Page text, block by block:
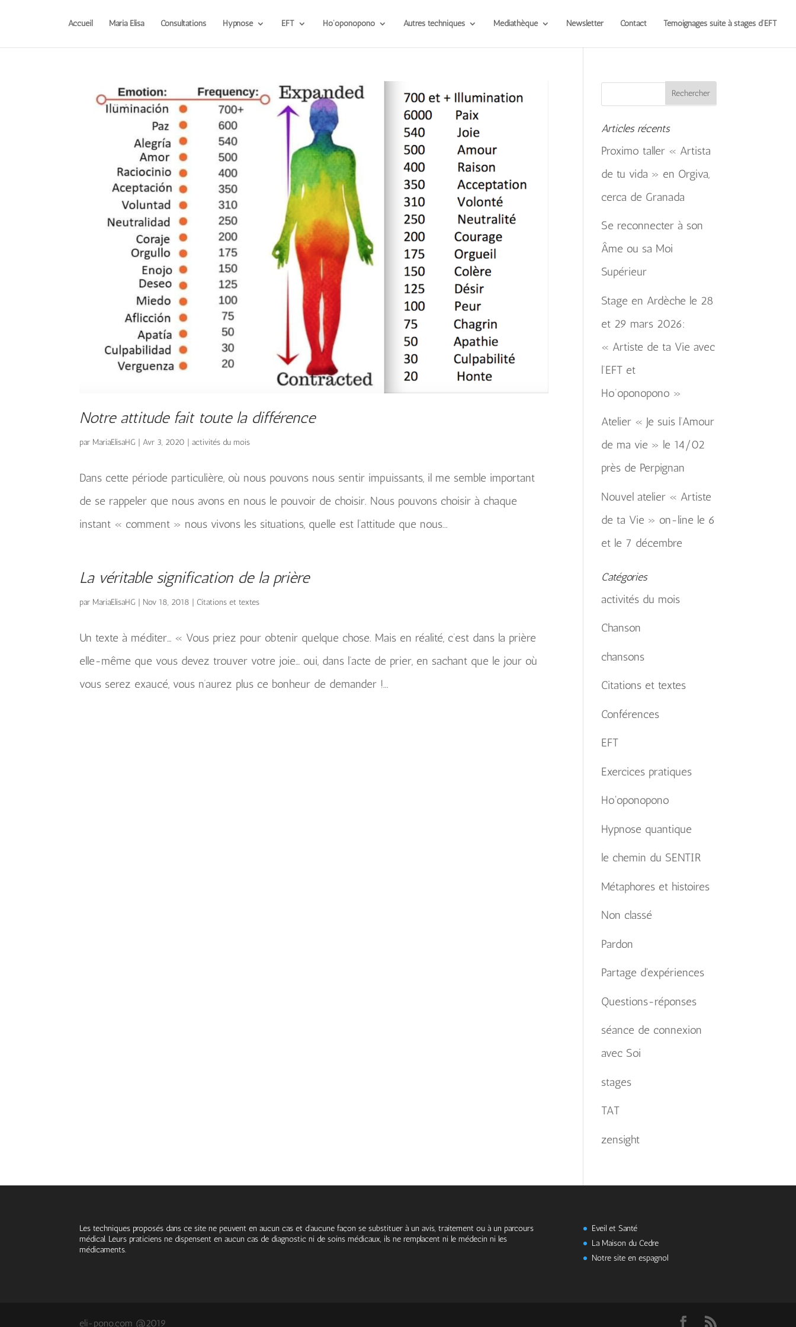
Accueil Maria Elisa Consultations Hypnose EFT Ho’oponopono Autres techniques Médiathèque Newsletter Contact Témoignages suite à stages d’EFT
Notre attitude fait toute la différence
par MariaElisaHG |Avr 3, 2020 |activités du mois
Dans cette période particulière, où nous pouvons nous sentir impuissants, il me semble important
de se rappeler que nous avons en nous le pouvoir de choisir. Nous pouvons choisir à chaque
instant « comment » nous vivons les situations, quelle est l’attitude que nous...
La véritable signification de la prière
par MariaElisaHG Nov 18, 2018 Citations et textes
Un texte à méditer… « Vous priez pour obtenir quelque chose. Mais en réalité, c’est dans la prière
elle-même que vous devez trouver votre joie… oui, dans l’acte de prier, en sachant que le jour où
vous serez exaucé, vous n’aurez plus ce bonheur de demander !...
Articles récents
Proximo taller « Artista
de tu vida » en Orgiva,
cerca de Granada
Se reconnecter à son
Âme ou sa Moi
Supérieur
Stage en Ardèche le 28
et 29 mars 2026:
« Artiste de ta Vie avec
l’EFT et
Ho’oponopono »
Atelier « Je suis l’Amour
de ma vie » le 14/02
près de Perpignan
Nouvel atelier « Artiste
de ta Vie » on-line le 6
et le 7 décembre
Catégories
activités du mois
Chanson
chansons
Citations et textes
Conférences
EFT
Exercices pratiques
Ho'oponopono
Hypnose quantique
le chemin du SENTIR
Métaphores et histoires
Non classé
Pardon
Partage d'expériences
Questions-réponses
séance de connexion
avec Soi
stages
TAT
zensight
Les techniques proposés dans ce site ne peuvent en aucun cas et d’aucune façon se substituer à un avis, traitement ou à un parcours
médical. Leurs praticiens ne dispensent en aucun cas de diagnostic ni de soins médicaux, ils ne remplacent ni le médecin ni les
médicaments.
Eveil et Santé
La Maison du Cedre
Notre site en espagnol
eli-pono.com @2019